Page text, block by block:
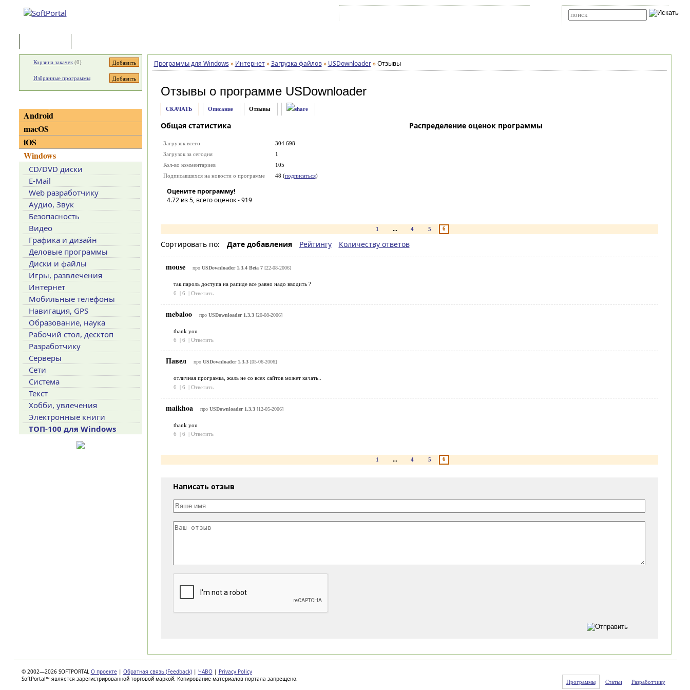
Программы для Windows » Интернет » Загрузка файлов » USDownloader » Отзывы
Отзывы о программе USDownloader
СКАЧАТЬ Описание Отзывы
Общая статистика
Загрузок всего
304 698
Загрузок за сегодня
1
Кол-во комментариев
105
Подписавшихся на новости о программе
48 (подписаться)
Оцените программу!
4.72из 5, всего оценок -919
Распределение оценок программы
1 ... 4 5 6
Сортировать по: Дате добавления Рейтингу Количеству ответов
mouse про USDownloader 1.3.4 Beta 7[22-08-2006]
так пароль доступа на рапиде все равно надо вводить ?
6
| 6 | Ответить
mebaloo про USDownloader 1.3.3[20-08-2006]
thank you
6
| 6 | Ответить
Павел про USDownloader 1.3.3[05-06-2006]
отличная програмка, жаль не со всех сайтов может качать..
6
| 6 | Ответить
maikhoa про USDownloader 1.3.3[12-05-2006]
thank you
6
| 6 | Ответить
1 ... 4 5 6
Написать отзыв
Корзина закачек(0)
Избранные программы
Android
macOS
iOS
Windows
CD/DVD диски
E-Mail
Web разработчику
Аудио, Звук
Безопасность
Видео
Графика и дизайн
Деловые программы
Диски и файлы
Игры, развлечения
Интернет
Мобильные телефоны
Навигация, GPS
Образование, наука
Рабочий стол, десктоп
Разработчику
Серверы
Сети
Система
Текст
Хобби, увлечения
Электронные книги
ТОП-100 для Windows
© 2002—2026 SOFTPORTAL О проекте | Обратная связь (Feedback) | ЧАВО | Privacy Policy
SoftPortal™ является зарегистрированной торговой маркой. Копирование материалов портала запрещено.
Программы Статьи Разработчику